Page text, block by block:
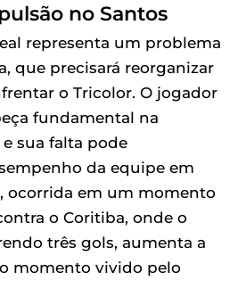
no Santos
representa um problema
que precisará reorganizar
o Tricolor. O jogador
fundamental na
sua falta pode
da equipe em
ocorrida em um momento
o Coritiba, onde o
três gols, aumenta a
momento vivido pelo